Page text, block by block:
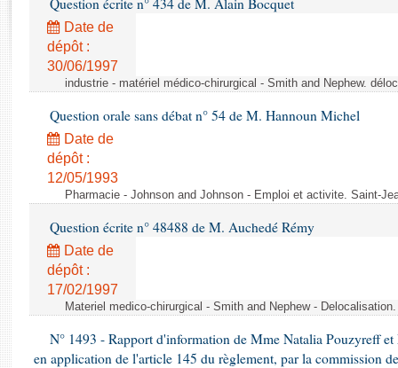
Rapports d'enquête
Rapports législatifs
Rapports sur l'application des lois
Baromètre de l’application des lois
Dossiers législatifs
Budget et sécurité sociale
Questions écrites et orales
Comptes rendus des débats
Question écrite n° 434 de M. Alain Bocquet
Date de
dépôt :
30/06/1997
industrie - matériel médico-chirurgical - Smith and Nephew.
Question orale sans débat n° 54 de M. Hannoun Michel
Date de
dépôt :
12/05/1993
Pharmacie - Johnson and Johnson - Emploi et activite. Saint-
Question écrite n° 48488 de M. Auchedé Rémy
Date de
dépôt :
17/02/1997
Materiel medico-chirurgical - Smith and Nephew -
N° 1493 - Rapport d'information de Mme Natalia Pouzyreff
en application de l'article 145 du règlement, par la commission